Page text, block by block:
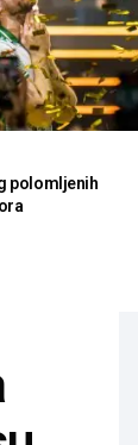
polomljenih